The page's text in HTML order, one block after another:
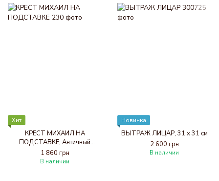
Хит
КРЕСТ МИХАИЛ НА
ПОДСТАВКЕ, Античный
темный, 18 х 26 см
1 860 грн
В наличии
Новинка
ВЬІТРАЖ ЛИЦАР, 31 х 31 см
2 600 грн
В наличии